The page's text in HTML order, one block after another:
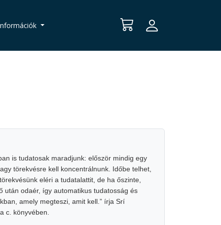
is tudatosak maradjunk: először mindig egy
törekvésre kell koncentrálnunk. Időbe telhet,
eléri a tudatalattit, de ha őszinte,
után odaér, így automatikus tudatosság és
amely megteszi, amit kell.” írja Srí
c. könyvében.